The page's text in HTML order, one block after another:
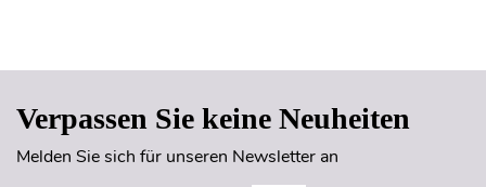
Verpassen Sie keine Neuheiten
Melden Sie sich für unseren Newsletter an